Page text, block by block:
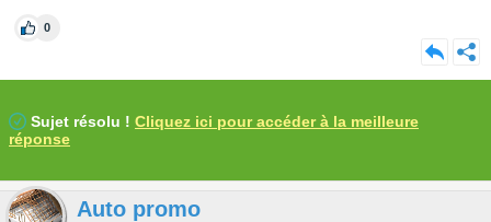
0
Sujet résolu ! Cliquez ici pour accéder à la meilleure
réponse
Auto promo